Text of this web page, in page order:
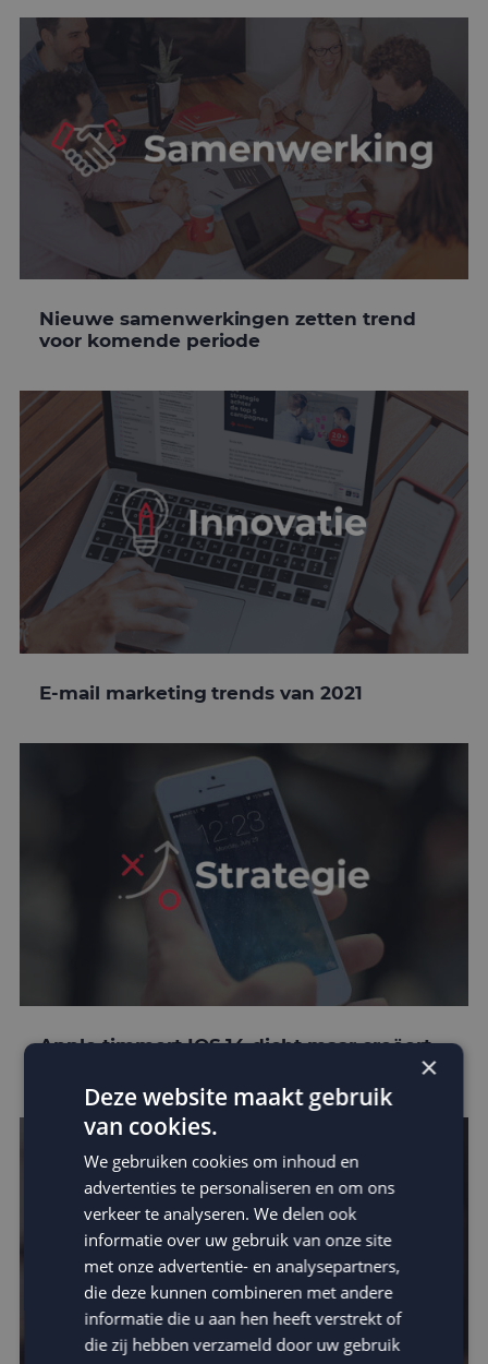
Nieuwe samenwerkingen zetten trend
voor komende periode
E-mail marketing trends van 2021
Apple timmert IOS 14 dicht maar creëert
×
Deze website maakt gebruik
van cookies.
We gebruiken cookies om inhoud en
advertenties te personaliseren en om ons
verkeer te analyseren. We delen ook
informatie over uw gebruik van onze site
met onze advertentie- en analysepartners,
die deze kunnen combineren met andere
informatie die u aan hen heeft verstrekt of
die zij hebben verzameld door uw gebruik